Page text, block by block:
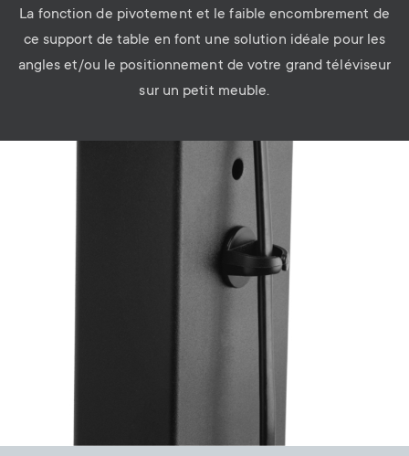
La fonction de pivotement et le faible encombrement de
ce support de table en font une solution idéale pour les
angles et/ou le positionnement de votre grand téléviseur
sur un petit meuble.